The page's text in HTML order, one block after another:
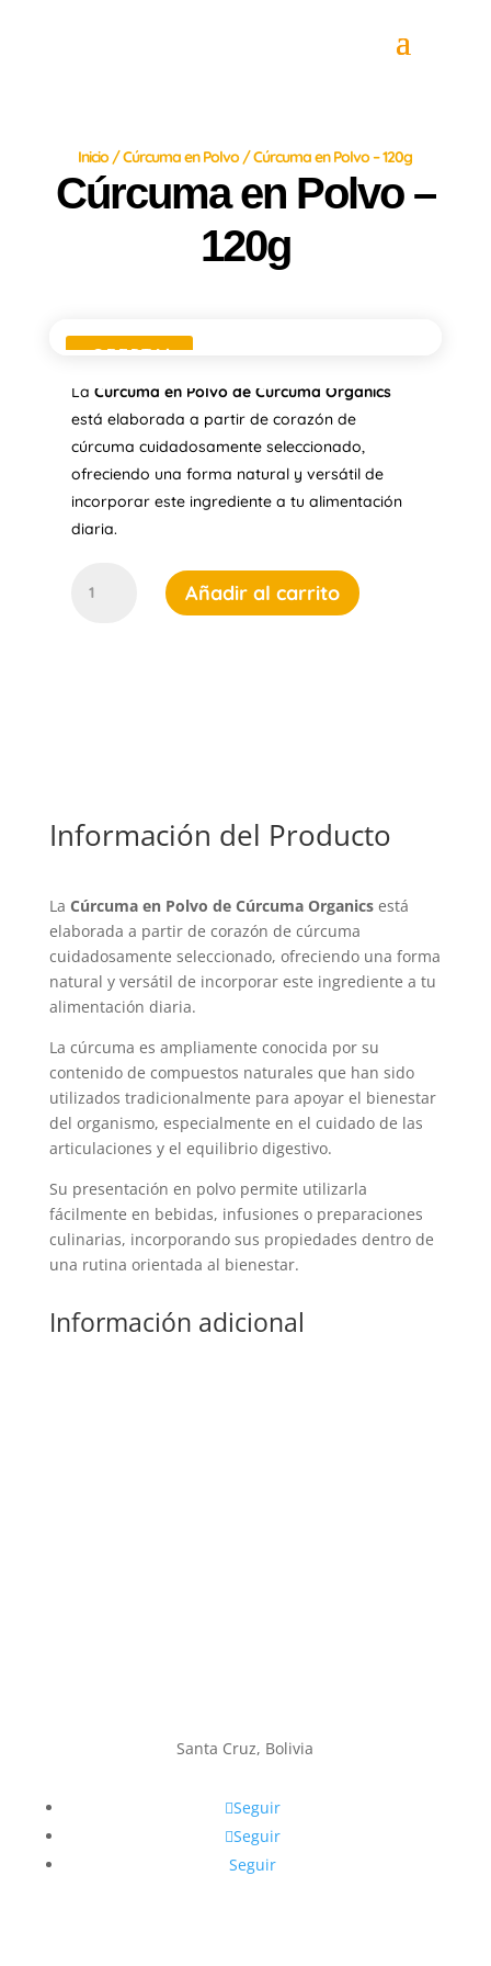
Inicio/Cúrcuma en Polvo/ Cúrcuma en Polvo – 120g
Cúrcuma en Polvo –
120g
¡OFERTA!
La Cúrcuma en Polvo de Cúrcuma Organics
está elaborada a partir de corazón de
cúrcuma cuidadosamente seleccionado,
ofreciendo una forma natural y versátil de
incorporar este ingrediente a tu alimentación
diaria.
Añadir al carrito
Información del Producto
La Cúrcuma en Polvo de Cúrcuma Organicsestá
elaborada a partir de corazón de cúrcuma
cuidadosamente seleccionado, ofreciendo una forma
natural y versátil de incorporar este ingrediente a tu
alimentación diaria.
La cúrcuma es ampliamente conocida por su
contenido de compuestos naturales que han sido
utilizados tradicionalmente para apoyar el bienestar
del organismo, especialmente en el cuidado de las
articulaciones y el equilibrio digestivo.
Su presentación en polvo permite utilizarla
fácilmente en bebidas, infusiones o preparaciones
culinarias, incorporando sus propiedades dentro de
una rutina orientada al bienestar.
Información adicional
Santa Cruz, Bolivia
Seguir
Seguir
Seguir